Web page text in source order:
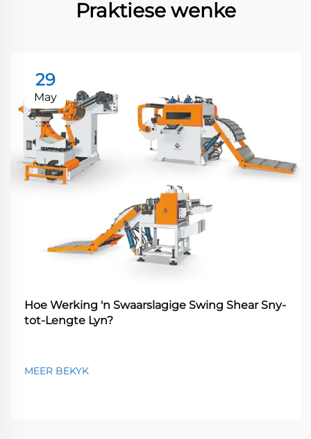
Praktiese wenke
29
May
Hoe Werking 'n Swaarslagige Swing Shear Sny-
tot-Lengte Lyn?
MEER BEKYK